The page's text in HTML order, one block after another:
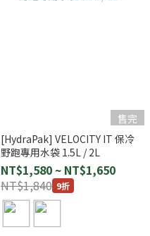
售完
[HydraPak] VELOCITY IT 保冷
野跑專用水袋 1.5L / 2L
NT$1,580 ~ NT$1,650
NT$1,840 9折